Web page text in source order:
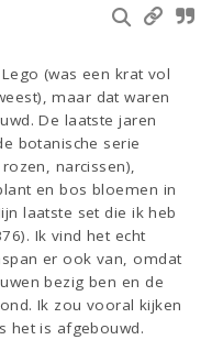
(was een krat vol
maar dat waren
De laatste jaren
botanische serie
narcissen),
en bos bloemen in
laatste set die ik heb
Ik vind het echt
er ook van, omdat
bezig ben en de
Ik zou vooral kijken
het is afgebouwd.